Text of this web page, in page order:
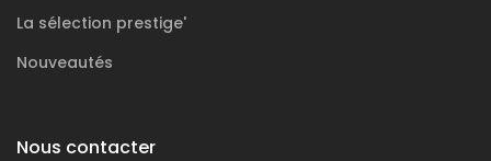
La sélection prestige'
Nouveautés
Nous contacter